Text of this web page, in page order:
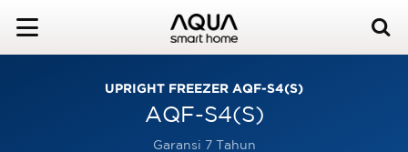
UPRIGHT FREEZER AQF-S4(S)
AQF-S4(S)
Garansi 7 Tahun